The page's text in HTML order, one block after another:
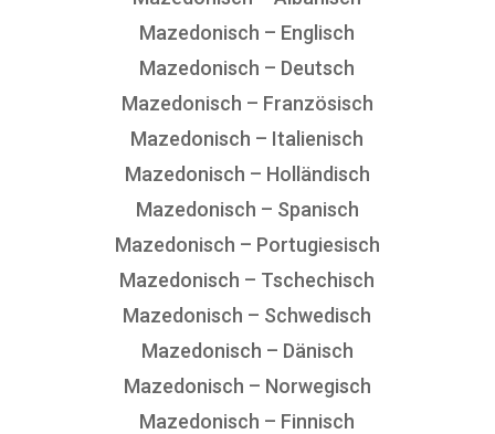
Mazedonisch – Englisch
Mazedonisch – Deutsch
Mazedonisch – Französisch
Mazedonisch – Italienisch
Mazedonisch – Holländisch
Mazedonisch – Spanisch
Mazedonisch – Portugiesisch
Mazedonisch – Tschechisch
Mazedonisch – Schwedisch
Mazedonisch – Dänisch
Mazedonisch – Norwegisch
Mazedonisch – Finnisch